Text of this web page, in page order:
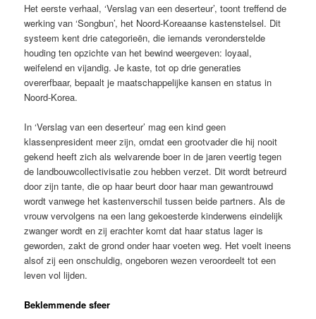
Het eerste verhaal, ‘Verslag van een deserteur’, toont treffend de
werking van ‘Songbun’, het Noord-Koreaanse kastenstelsel. Dit
systeem kent drie categorieën, die iemands veronderstelde
houding ten opzichte van het bewind weergeven: loyaal,
weifelend en vijandig. Je kaste, tot op drie generaties
overerfbaar, bepaalt je maatschappelijke kansen en status in
Noord-Korea.
In ‘Verslag van een deserteur’ mag een kind geen
klassenpresident meer zijn, omdat een grootvader die hij nooit
gekend heeft zich als welvarende boer in de jaren veertig tegen
de landbouwcollectivisatie zou hebben verzet. Dit wordt betreurd
door zijn tante, die op haar beurt door haar man gewantrouwd
wordt vanwege het kastenverschil tussen beide partners. Als de
vrouw vervolgens na een lang gekoesterde kinderwens eindelijk
zwanger wordt en zij erachter komt dat haar status lager is
geworden, zakt de grond onder haar voeten weg. Het voelt ineens
alsof zij een onschuldig, ongeboren wezen veroordeelt tot een
leven vol lijden.
Beklemmende sfeer